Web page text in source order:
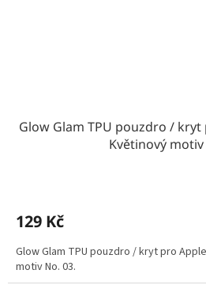
Glow Glam TPU pouzdro / kryt
Květinový motiv
129 Kč
Glow Glam TPU pouzdro / kryt pro
motiv No. 03.